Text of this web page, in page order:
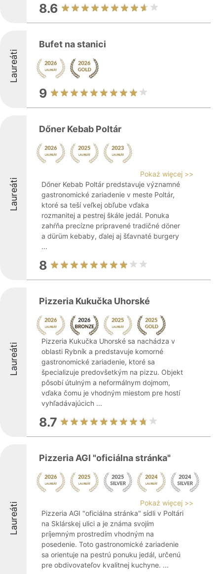
8.6
Laureáti
Bufet na stanici
9
Laureáti
Dőner Kebab Poltár
Pokaż więcej >>
Dőner Kebab Poltár predstavuje významné
gastronomické zariadenie v meste Poltár,
ktoré sa teší veľkej obľube vďaka
rozmanitej a pestrej škále jedál. Ponuka
zahŕňa precízne pripravené tradičné döner
a dürüm kebaby, ďalej aj šťavnaté burgery
...
8
Laureáti
Pizzeria Kukučka Uhorské
Pizzeria Kukučka Uhorské sa nachádza v
oblasti Rybník a predstavuje komorné
gastronomické zariadenie, ktoré sa
špecializuje predovšetkým na pizzu. Objekt
pôsobí útulným a neformálnym dojmom,
vďaka čomu je vhodným miestom pre hostí
vyhľadávajúcich ...
8.7
Laureáti
Pizzeria AGI "oficiálna stránka"
Pokaż więcej >>
Pizzeria AGI "oficiálna stránka" sídli v Poltári
na Sklárskej ulici a je známa svojím
príjemným prostredím vhodným na
posedenie. Toto gastronomické zariadenie
sa orientuje na pestrú ponuku jedál, určenú
pre obdivovateľov kvalitnej kuchyne. ...